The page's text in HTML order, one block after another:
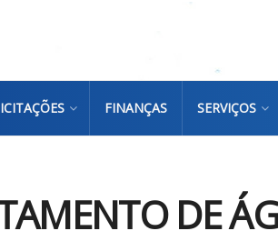
FINANÇAS SERVIÇOS
DE